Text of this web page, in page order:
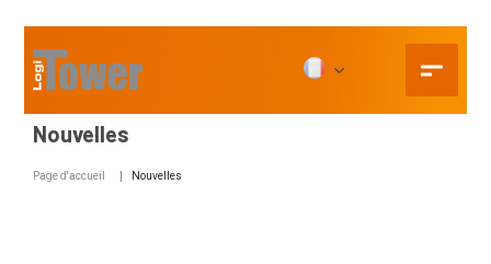
Nouvelles
Page d'accueil Nouvelles